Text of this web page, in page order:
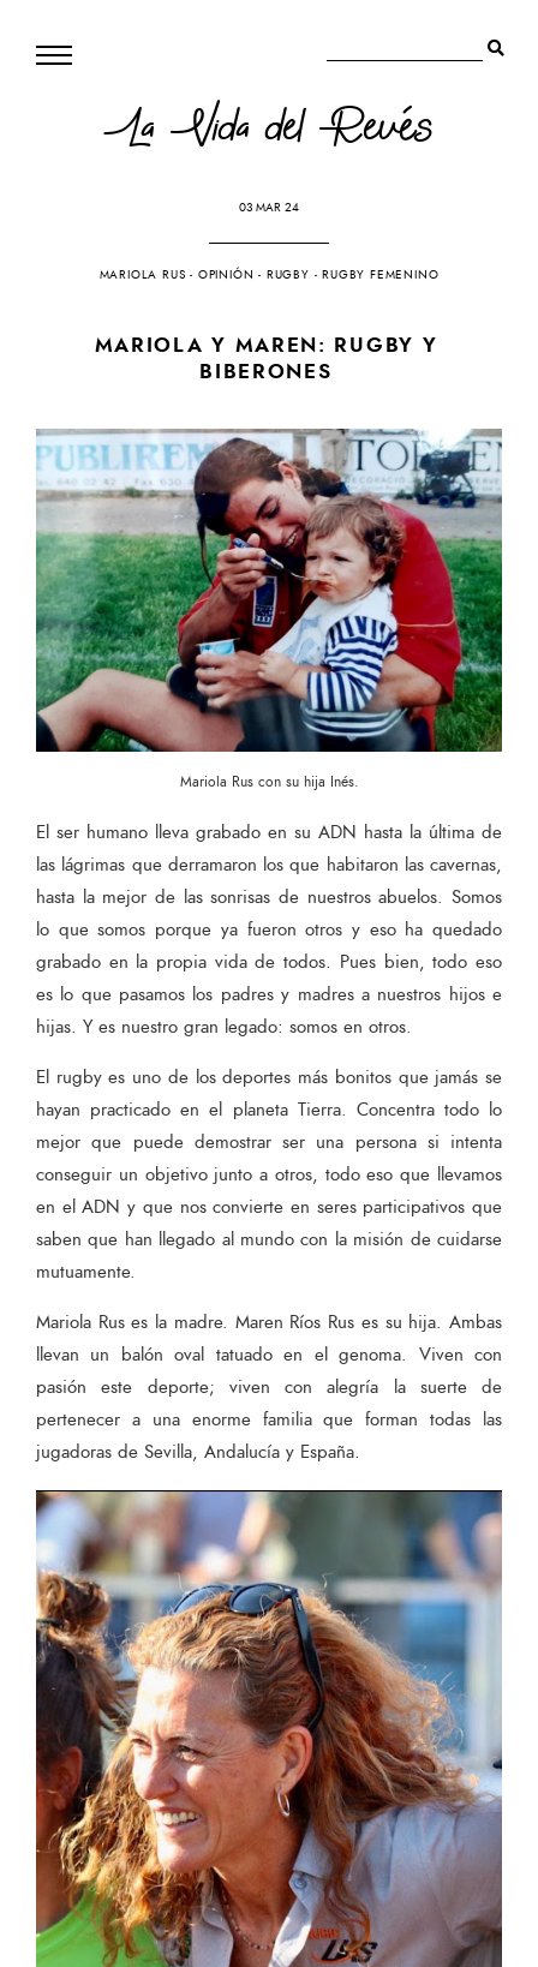
La Vida del Revés
03 MAR 24
MARIOLA RUS - OPINIÓN - RUGBY -RUGBY FEMENINO
MARIOLA Y MAREN: RUGBY Y
BIBERONES
Mariola Rus con su hija Inés.
El ser humano lleva grabado en su ADN hasta la última de
las lágrimas que derramaron los que habitaron las cavernas,
hasta la mejor de las sonrisas de nuestros abuelos. Somos
lo que somos porque ya fueron otros y eso ha quedado
grabado en la propia vida de todos. Pues bien, todo eso
es lo que pasamos los padres y madres a nuestros hijos e
hijas. Y es nuestro gran legado: somos en otros.
El rugby es uno de los deportes más bonitos que jamás se
hayan practicado en el planeta Tierra. Concentra todo lo
mejor que puede demostrar ser una persona si intenta
conseguir un objetivo junto a otros, todo eso que llevamos
en el ADN y que nos convierte en seres participativos que
saben que han llegado al mundo con la misión de cuidarse
mutuamente.
Mariola Rus es la madre. Maren Ríos Rus es su hija. Ambas
llevan un balón oval tatuado en el genoma. Viven con
pasión este deporte; viven con alegría la suerte de
pertenecer a una enorme familia que forman todas las
jugadoras de Sevilla, Andalucía y España.